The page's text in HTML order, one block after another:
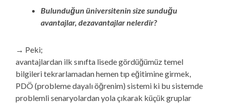
Bulunduğun üniversitenin size sunduğu
avantajlar, dezavantajlar nelerdir?
→ Peki;
avantajlardan ilk sınıfta lisede gördüğümüz temel
bilgileri tekrarlamadan hemen tıp eğitimine girmek,
PDÖ (probleme dayalı öğrenim) sistemi ki bu sistemde
problemli senaryolardan yola çıkarak küçük gruplar